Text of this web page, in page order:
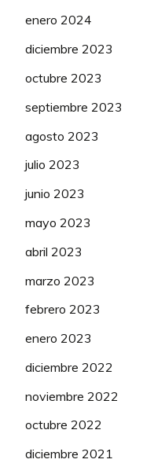
enero 2024
diciembre 2023
octubre 2023
septiembre 2023
agosto 2023
julio 2023
junio 2023
mayo 2023
abril 2023
marzo 2023
febrero 2023
enero 2023
diciembre 2022
noviembre 2022
octubre 2022
diciembre 2021